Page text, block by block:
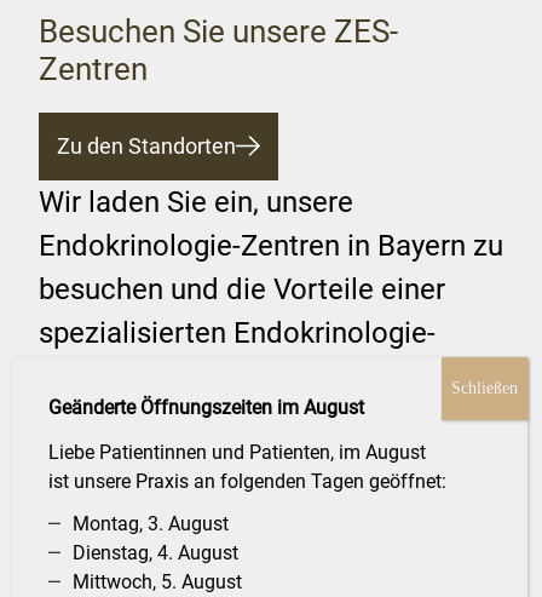
Besuchen Sie unsere ZES-
Zentren
Zu den Standorten
Wir laden Sie ein, unsere
Endokrinologie-Zentren in Bayern zu
besuchen und die Vorteile einer
spezialisierten Endokrinologie-
Standorte sind darauf ausgerichtet,
Ihnen in der Endokrinologie eine
umfassende Betreuung zu bieten,
die Ihr Leben nachhaltig verbessert.
Geänderte Öffnungszeiten im August
Liebe Patientinnen und Patienten, im August
ist unsere Praxis an folgenden Tagen geöffnet:
Montag, 3. August
Dienstag, 4. August
Mittwoch, 5. August